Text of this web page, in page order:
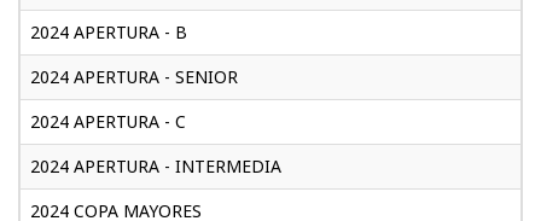
2024 APERTURA - B
2024 APERTURA - SENIOR
2024 APERTURA - C
2024 APERTURA - INTERMEDIA
2024 COPA MAYORES